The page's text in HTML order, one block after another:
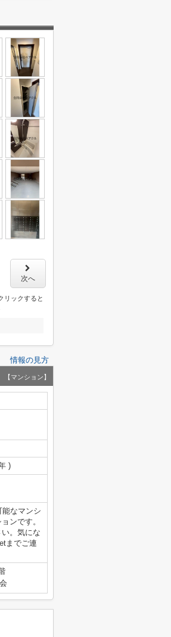
次へ
リックすると
情報の見方
【マンション】
)
なマンシ
ンです。
。気にな
までご連